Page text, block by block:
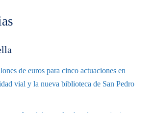
de euros para cinco actuaciones en
vial y la nueva biblioteca de San Pedro